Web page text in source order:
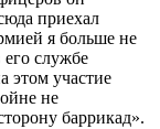
приехал
я больше не
службе
этом участие
не
баррикад».